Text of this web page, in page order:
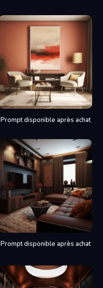
Prompt disponible après achat
Prompt disponible après achat